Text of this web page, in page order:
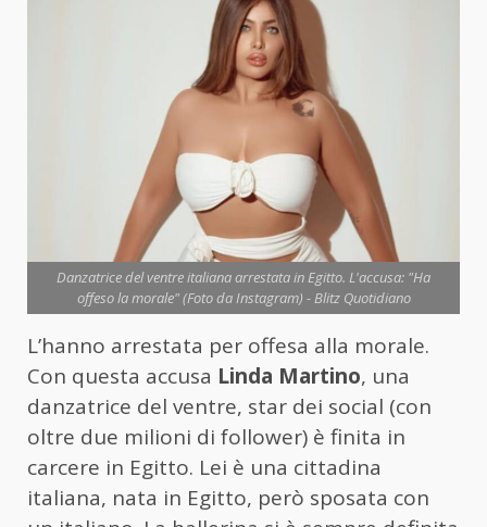
Danzatrice del ventre italiana arrestata in Egitto. L'accusa: "Ha
offeso la morale" (Foto da Instagram) - Blitz Quotidiano
L’hanno arrestata per offesa alla morale.
Con questa accusa Linda Martino, una
danzatrice del ventre, star dei social (con
oltre due milioni di follower) è finita in
carcere in Egitto. Lei è una cittadina
italiana, nata in Egitto, però sposata con